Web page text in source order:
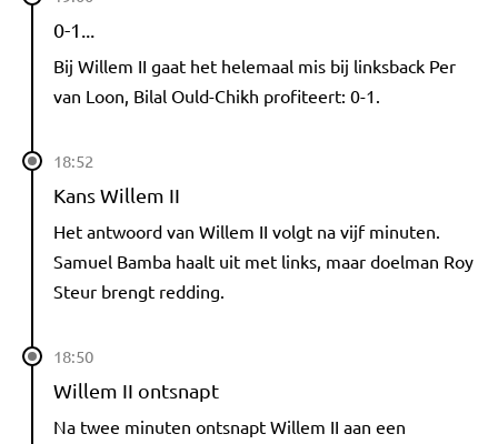
0-1...
Bij Willem II gaat het helemaal mis bij linksback Per
van Loon, Bilal Ould-Chikh profiteert: 0-1.
18:52
Kans Willem II
Het antwoord van Willem II volgt na vijf minuten.
Samuel Bamba haalt uit met links, maar doelman Roy
Steur brengt redding.
18:50
Willem II ontsnapt
Na twee minuten ontsnapt Willem II aan een